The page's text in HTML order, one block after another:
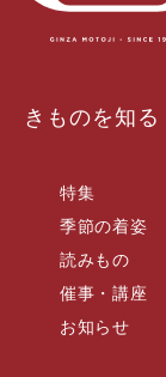
きものを知る
特集
季節の着姿
読みもの
催事・講座
お知らせ